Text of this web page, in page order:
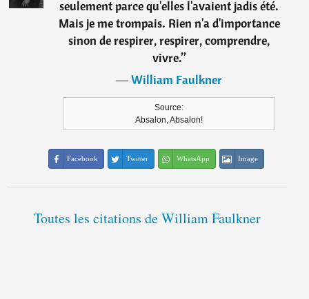
seulement parce qu'elles l'avaient jadis été.
Mais je me trompais. Rien n'a d'importance
sinon de respirer, respirer, comprendre,
vivre.”
―William Faulkner
Source:
Absalon, Absalon!
Facebook Twitter WhatsApp Image
Toutes les citations de William Faulkner